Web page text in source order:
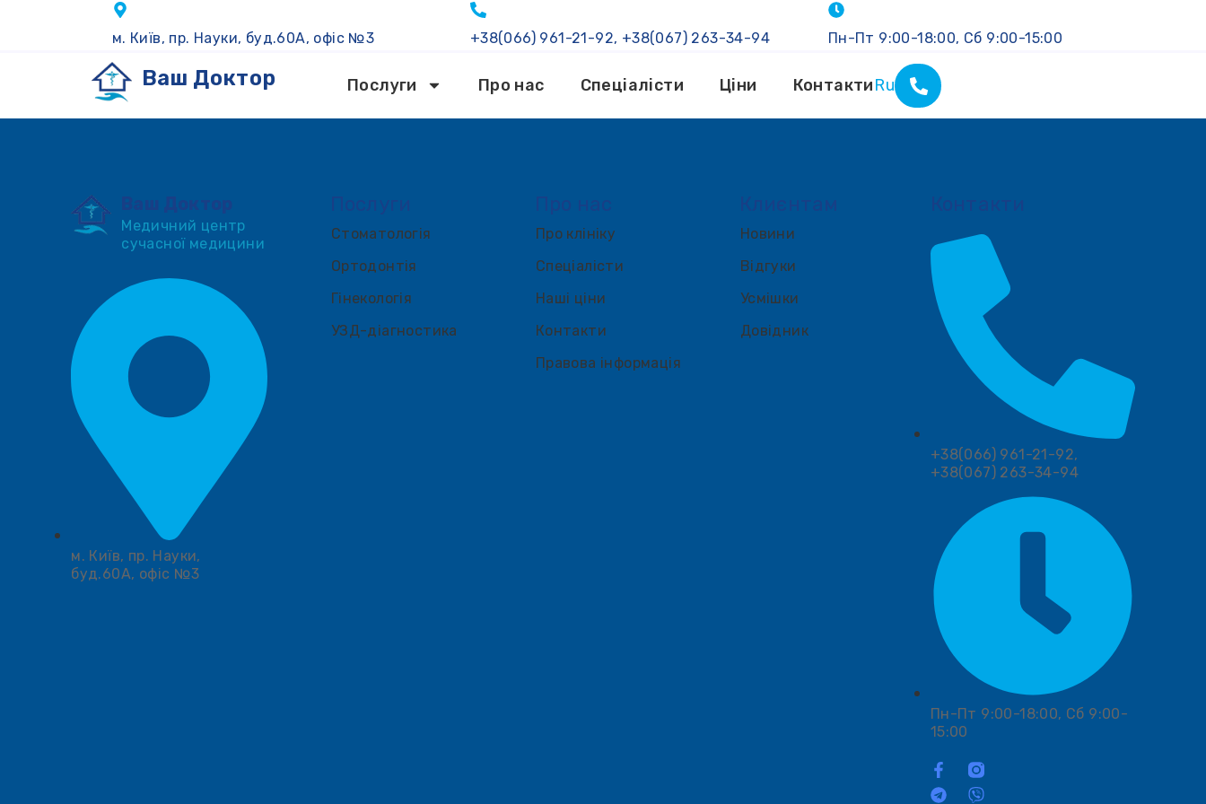
м. Київ, пр. Науки, буд.60А, офіс №3 +38(066) 961-21-92, +38(067) 263-34-94 Пн-Пт 9:00-18:00, Сб 9:00-15:00
Ваш Доктор Послуги Про нас Спеціалісти Ціни КонтактиRu
Ваш Доктор
Медичний центр
сучасної медицини
м. Київ, пр. Науки,
буд.60А, офіс №3
Послуги
Стоматологія
Ортодонтія
Гінекологія
УЗД-діагностика
Про нас
Про клініку
Спеціалісти
Наші ціни
Контакти
Правова інформація
Клиєнтам
Новини
Відгуки
Усмішки
Довідник
Контакти
+38(066) 961-21-92,
+38(067) 263-34-94
Пн-Пт 9:00-18:00, Сб 9:00-
15:00